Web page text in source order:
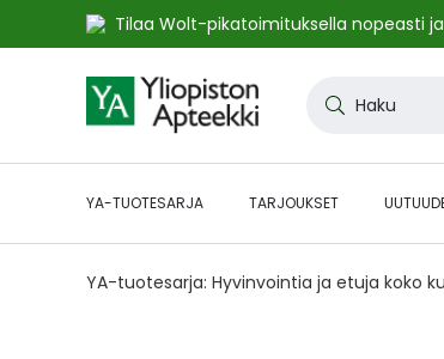
Tilaa Wolt-pikatoimituksella nopeasti
to
Content
YA-TUOTESARJA TARJOUKSET
YA-tuotesarja: Hyvinvointia ja etuja koko